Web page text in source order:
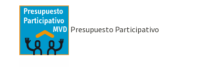
Presupuesto Participativo